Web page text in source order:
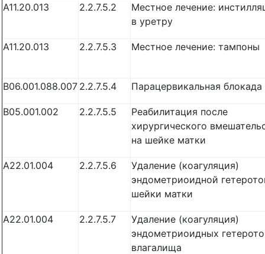
A11.20.013 2.2.7.5.2
Местное лечение:
в уретру
A11.20.013 2.2.7.5.3 Местное лечение: тампоны
B06.001.088.007 2.2.7.5.4 Парацервикальная блокада
B05.001.002 2.2.7.5.5
Реабилитация после
хирургического
на шейке матки
A22.01.004 2.2.7.5.6
Удаление (коагуляция)
эндометриоидной
шейки матки
A22.01.004 2.2.7.5.7
Удаление (коагуляция)
эндометриоидных
влагалища